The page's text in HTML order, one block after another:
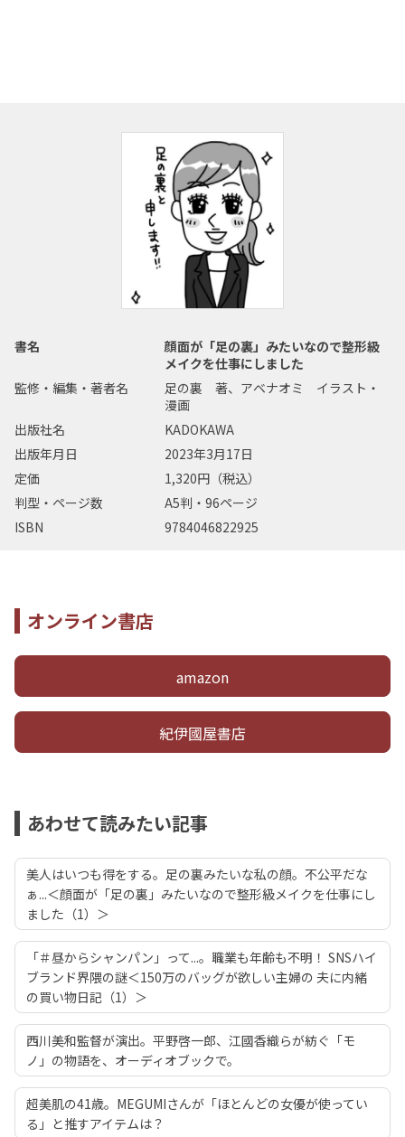
書名
顔面が「足の裏」みたいなので整形級
メイクを仕事にしました
監修・編集・著者名
足の裏 著、アベナオミ イラスト・
漫画
出版社名
KADOKAWA
出版年月日
2023年3月17日
定価
1,320円（税込）
判型・ページ数
A5判・96ページ
ISBN
9784046822925
オンライン書店
amazon
紀伊國屋書店
あわせて読みたい記事
美人はいつも得をする。足の裏みたいな私の顔。不公平だな
ぁ...＜顔面が「足の裏」みたいなので整形級メイクを仕事にし
ました（1）＞
「＃昼からシャンパン」って...。職業も年齢も不明！ SNSハイ
ブランド界隈の謎＜150万のバッグが欲しい主婦の 夫に内緒
の買い物日記（1）＞
西川美和監督が演出。平野啓一郎、江國香織らが紡ぐ「モ
ノ」の物語を、オーディオブックで。
超美肌の41歳。MEGUMIさんが「ほとんどの女優が使ってい
る」と推すアイテムは？